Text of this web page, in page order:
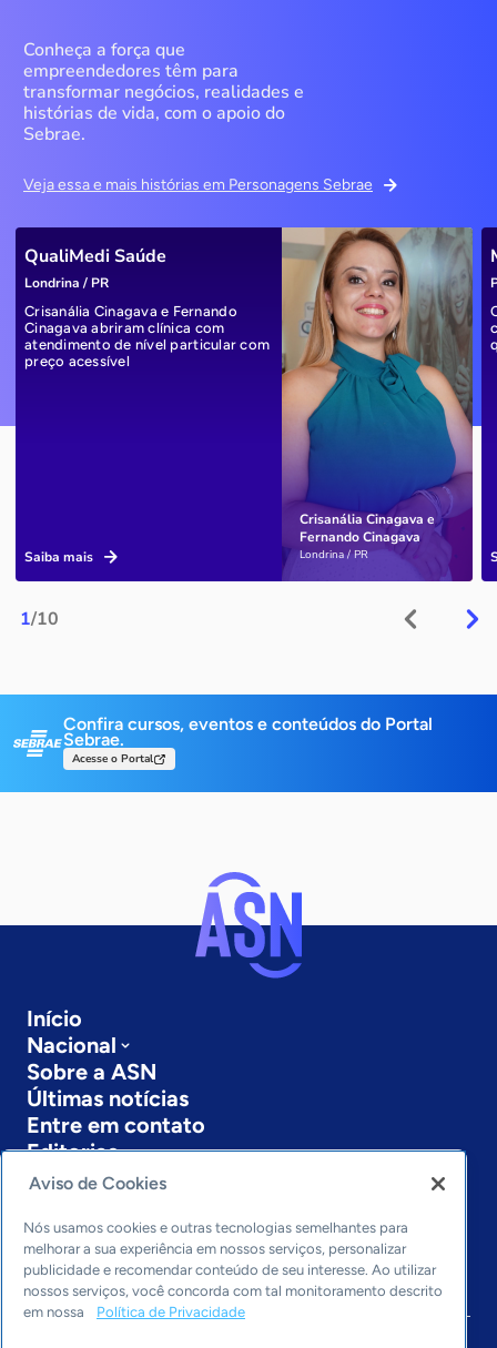
Conheça a força que
empreendedores têm para
transformar negócios, realidades e
histórias de vida, com o apoio do
Sebrae.
Veja essa e mais histórias em Personagens Sebrae
1/10
Crisanália Cinagava e
Fernando Cinagava
Londrina / PR
QualiMedi Saúde
Londrina / PR
Crisanália Cinagava e Fernando
Cinagava abriram clínica com
atendimento de nível particular com
preço acessível
Saiba mais
Confira cursos, eventos e conteúdos do Portal
Sebrae.
Acesse o Portal
Início
Nacional
Sobre a ASN
Últimas notícias
Entre em contato
Editorias
Economia & Política
Inovação & Tecnologia
Cultura empreendedora
Dados
Arquivo
Aviso de Cookies
Nós usamos cookies e outras tecnologias semelhantes para
melhorar a sua experiência em nossos serviços, personalizar
publicidade e recomendar conteúdo de seu interesse. Ao utilizar
nossos serviços, você concorda com tal monitoramento descrito
em nossa
Política de Privacidade